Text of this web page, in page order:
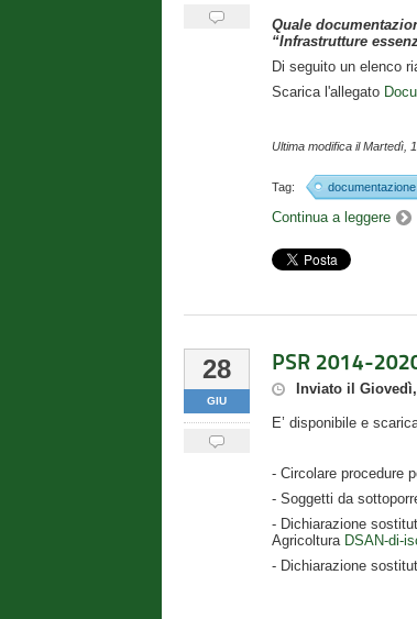
Quale
“Infrastrutture
Di seguito un elenco
Scarica l'allegato
Ultima modifica ilMartedì,
Tag: documentazione
Continua a leggere
28
GIU
PSR 2014-
Inviato il
E’ disponibile e
- Circolare procedure
- Soggetti da
- Dichiarazione
Agricoltura DSAN-di-
- Dichiarazione